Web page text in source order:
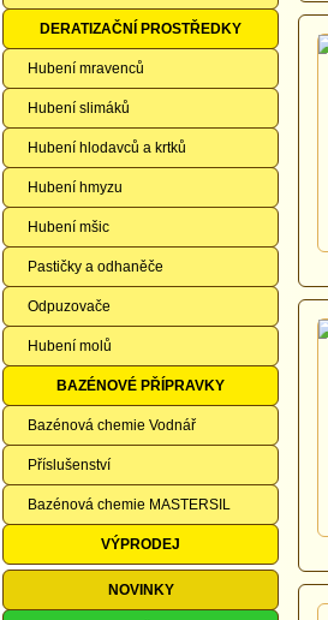
DERATIZAČNÍ PROSTŘEDKY
Hubení mravenců
Hubení slimáků
Hubení hlodavců a krtků
Hubení hmyzu
Hubení mšic
Pastičky a odhaněče
Odpuzovače
Hubení molů
BAZÉNOVÉ PŘÍPRAVKY
Bazénová chemie Vodnář
Příslušenství
Bazénová chemie MASTERSIL
VÝPRODEJ
NOVINKY